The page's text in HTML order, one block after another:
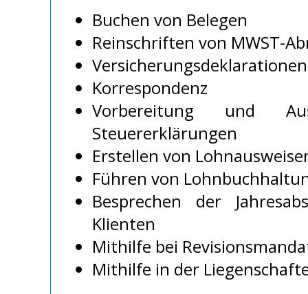
Buchen von Belegen
Reinschriften von MWST-
Versicherungsdeklarationen
Korrespondenz
Vorbereitung und
Steuererklärungen
Erstellen von
Führen von
Besprechen der
Klienten
Mithilfe bei
Mithilfe in der